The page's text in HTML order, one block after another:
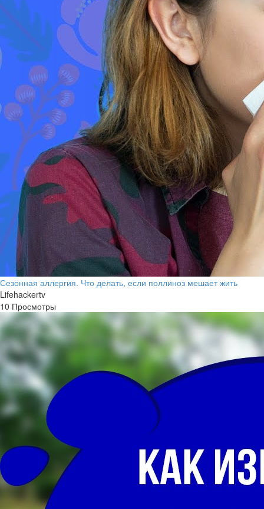
Сезонная аллергия. Что делать, если поллиноз мешает жить
Lifehackertv
10 Просмотры